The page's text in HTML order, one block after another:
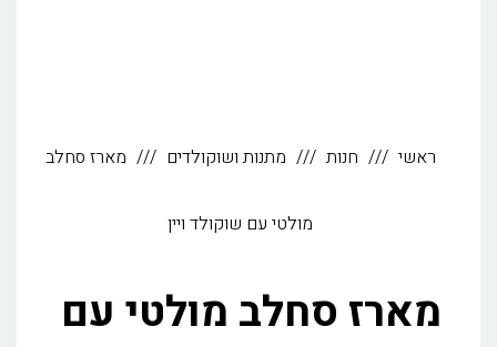
ראשי חנות מתנות ושוקולדים מארז סחלב
מולטי עם שוקולד ויין
מארז סחלב מולטי עם